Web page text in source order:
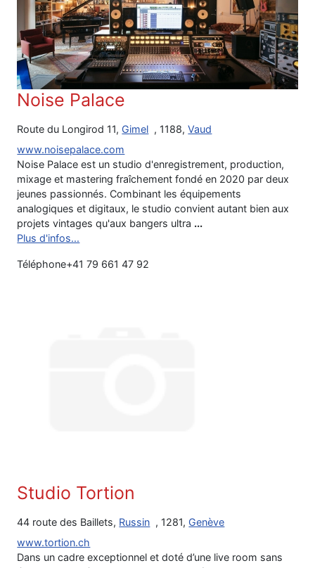
Noise Palace
Route du Longirod 11,Gimel , 1188,Vaud
www.noisepalace.com
Noise Palace est un studio d'enregistrement, production,
mixage et mastering fraîchement fondé en 2020 par deux
jeunes passionnés. Combinant les équipements
analogiques et digitaux, le studio convient autant bien aux
projets vintages qu'aux bangers ultra ...
Plus d'infos...
Téléphone+41 79 661 47 92
Studio Tortion
44 route des Baillets, Russin , 1281,Genève
www.tortion.ch
Dans un cadre exceptionnel et doté d’une live room sans